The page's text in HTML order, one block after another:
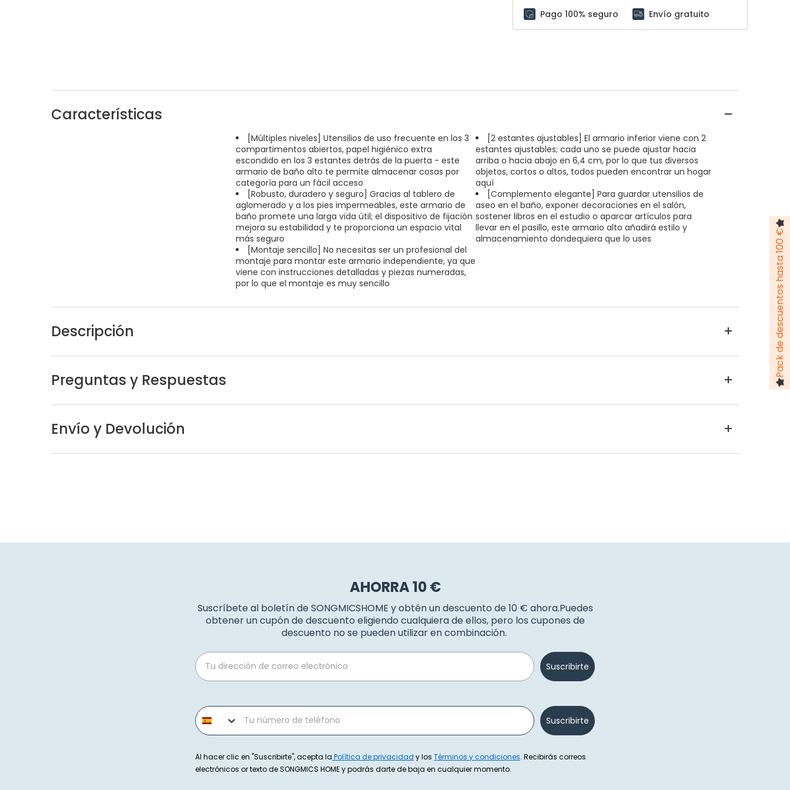
Pago 100% seguro
Envío gratuito
Características
[Múltiples niveles] Utensilios de uso frecuente en los 3
compartimentos abiertos, papel higiénico extra
escondido en los 3 estantes detrás de la puerta - este
armario de baño alto te permite almacenar cosas por
categoría para un fácil acceso
[2 estantes ajustables] El armario inferior viene con 2
estantes ajustables; cada uno se puede ajustar hacia
arriba o hacia abajo en 6,4 cm, por lo que tus diversos
objetos, cortos o altos, todos pueden encontrar un hogar
aquí
[Robusto, duradero y seguro] Gracias al tablero de
aglomerado y a los pies impermeables, este armario de
baño promete una larga vida útil; el dispositivo de fijación
mejora su estabilidad y te proporciona un espacio vital
más seguro
[Complemento elegante] Para guardar utensilios de
aseo en el baño, exponer decoraciones en el salón,
sostener libros en el estudio o aparcar artículos para
llevar en el pasillo, este armario alto añadirá estilo y
almacenamiento dondequiera que lo uses
[Montaje sencillo] No necesitas ser un profesional del
montaje para montar este armario independiente, ya que
viene con instrucciones detalladas y piezas numeradas,
por lo que el montaje es muy sencillo
Descripción
Preguntas y Respuestas
Envío y Devolución
AHORRA 10 €
Suscríbete al boletín de SONGMICSHOME y obtén un descuento de 10 € ahora.Puedes
obtener un cupón de descuento eligiendo cualquiera de ellos, pero los cupones de
descuento no se pueden utilizar en combinación.
Email
Suscribirte
Phone number
Suscribirte
Al hacer clic en "Suscribirte", acepta la Política de privacidad y los Términos y condiciones. Recibirás correos
electrónicos or texto de SONGMICS HOME y podrás darte de baja en cualquier momento.
Pack de descuentos hasta 100 €